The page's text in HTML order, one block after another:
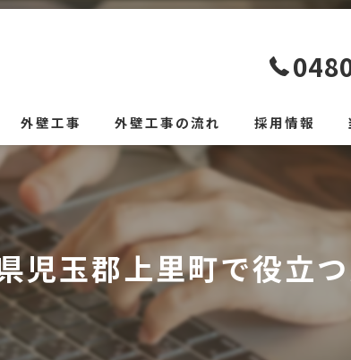
外壁工事 外壁工事の流れ 採用情報
児玉郡上里町で役立